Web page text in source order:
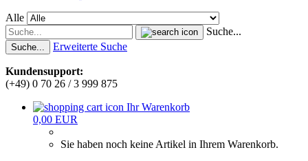
Alle
Suche...
Suche... Erweiterte Suche
Kundensupport:
(+49) 0 70 26 / 3 999 875
Ihr Warenkorb
0,00 EUR
Sie haben noch keine Artikel in Ihrem Warenkorb.